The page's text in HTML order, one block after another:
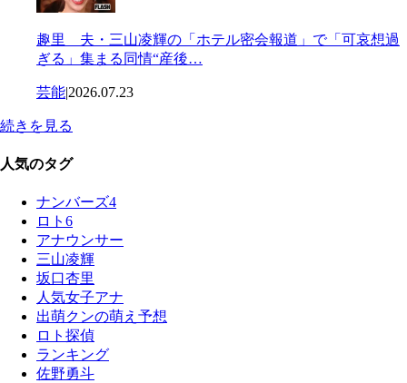
趣里 夫・三山凌輝の「ホテル密会報道」で「可哀想過
ぎる」集まる同情“産後…
芸能|2026.07.23
続きを見る
人気のタグ
ナンバーズ4
ロト6
アナウンサー
三山凌輝
坂口杏里
人気女子アナ
出萌クンの萌え予想
ロト探偵
ランキング
佐野勇斗